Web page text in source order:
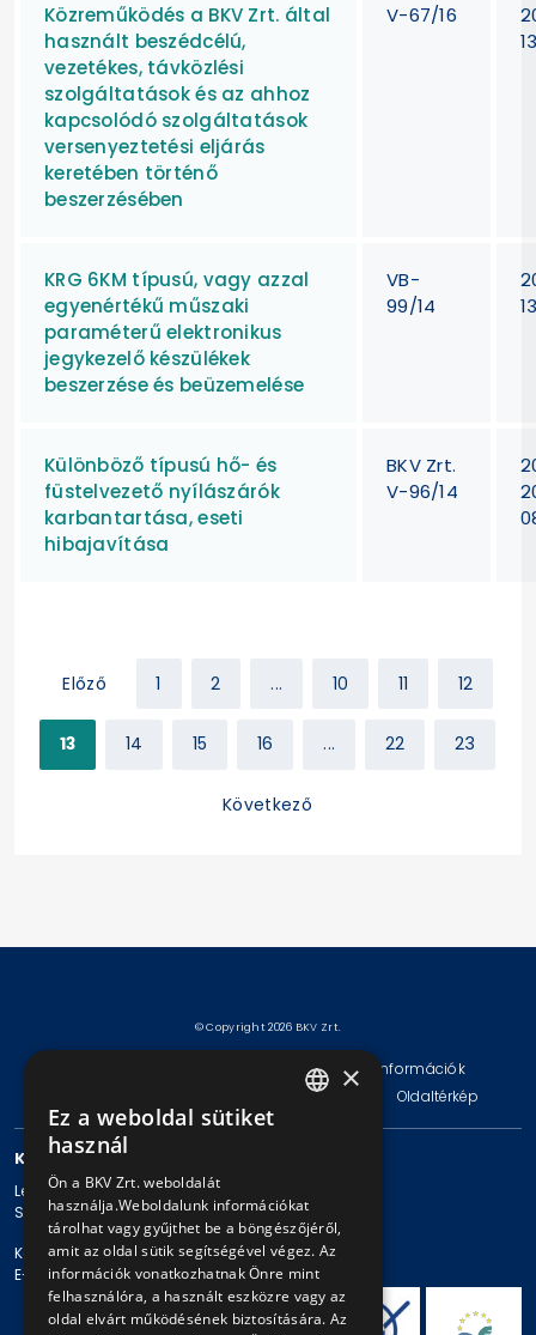
Közreműködés a BKV Zrt. által
használt beszédcélú,
vezetékes, távközlési
szolgáltatások és az ahhoz
kapcsolódó szolgáltatások
versenyeztetési eljárás
keretében történő
beszerzésében
V-67/16
KRG 6KM típusú, vagy azzal
egyenértékű műszaki
paraméterű elektronikus
jegykezelő készülékek
beszerzése és beüzemelése
VB-
99/14
Különböző típusú hő- és
füstelvezető nyílászárók
karbantartása, eseti
hibajavítása
BKV Zrt.
V-96/14
Előző 1 2 ... 10 11 12
13 14 15 16 ... 22 23
Következő
© Copyright 2026 BKV Zrt.
Technikai információk
Adatvédelmi politika és tájékoztatások
Oldaltérkép
KAPCSOLAT
Levelezési cím: 1980 Budapest, Pf. 11.
Székhely: 1980 Budapest, Akácfa u. 15.
Központi telefonszám: + 36 1 461-65-00
E-mail cím: bkv@bkv.hu
×
Ez a weboldal sütiket
használ
Ön a BKV Zrt. weboldalát
használja.Weboldalunk információkat
tárolhat vagy gyűjthet be a böngészőjéről,
amit az oldal sütik segítségével végez. Az
információk vonatkozhatnak Önre mint
felhasználóra, a használt eszközre vagy az
oldal elvárt működésének biztosítására. Az